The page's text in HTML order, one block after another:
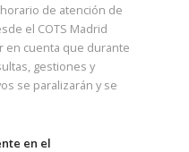
de atención de
el COTS Madrid
en cuenta que durante
gestiones y
se paralizarán y se
en el